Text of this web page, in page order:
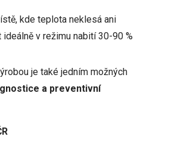
kde teplota neklesá ani
v režimu nabití 30-90 %
je také jedním možných
a preventivní